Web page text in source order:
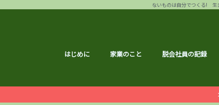
ないものは自分でつくる! 生
はじめに 家業のこと 脱会社員の記録